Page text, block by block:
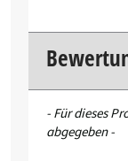
- Für dieses
abgegeben -
New content